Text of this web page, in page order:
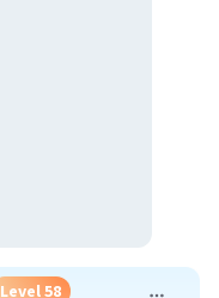
Level 58